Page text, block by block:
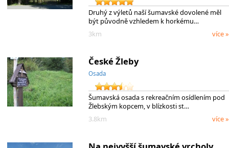
Druhý z výletů naší šumavské dovolené měl
být původně vzhledem k horkému…
3km
více »
České Žleby
Osada
Šumavská osada s rekreačním osídlením pod
Žlebským kopcem, v blízkosti st…
3.8km
více »